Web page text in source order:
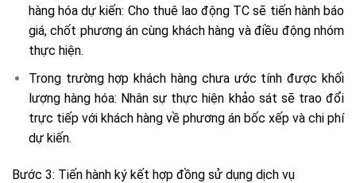
hàng hóa dự kiến: Cho thuê lao động TC sẽ tiến hành báo
giá, chốt phương án cùng khách hàng và điều động nhóm
thực hiện.
Trong trường hợp khách hàng chưa ước tính được khối
lượng hàng hóa: Nhân sự thực hiện khảo sát sẽ trao đổi
trực tiếp với khách hàng về phương án bốc xếp và chi phí
dự kiến.
Bước 3: Tiến hành ký kết hợp đồng sử dụng dịch vụ